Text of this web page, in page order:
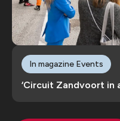
‘Circuit Zandvoort in
In magazine Events